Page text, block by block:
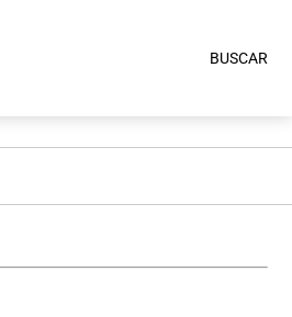
BUSCAR